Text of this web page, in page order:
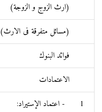
(ارث الزوج و الزوجة)
(مسائل متفرقة فی الارث)
فوائد البنوك
الاعتمادات
1- اعتماد الإستيراد: